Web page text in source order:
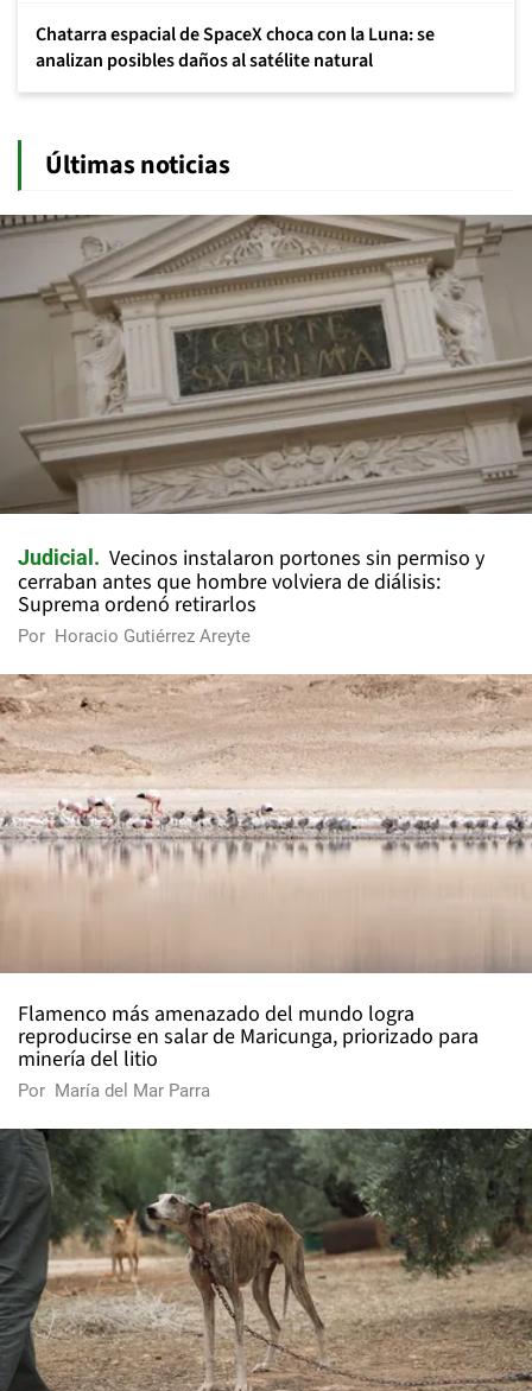
Chatarra espacial de SpaceX choca con la Luna: se
analizan posibles daños al satélite natural
Últimas noticias
Judicial
Vecinos instalaron portones sin permiso y
cerraban antes que hombre volviera de diálisis:
Suprema ordenó retirarlos
Por Horacio Gutiérrez Areyte
Flamenco más amenazado del mundo logra
reproducirse en salar de Maricunga, priorizado para
minería del litio
Por María del Mar Parra